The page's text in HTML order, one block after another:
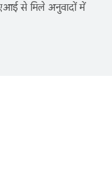
से मिले अनुवादों में